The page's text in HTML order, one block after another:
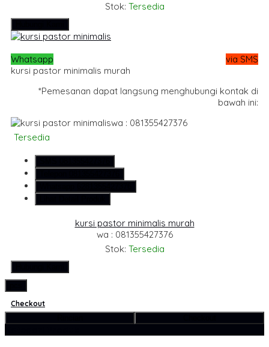
Stok: Tersedia
Whatsapp
via SMS
kursi pastor minimalis murah
*Pemesanan dapat langsung menghubungi kontak di
bawah ini:
wa : 081355427376
Tersedia
kursi pastor minimalis murah
wa : 081355427376
Stok: Tersedia
Checkout